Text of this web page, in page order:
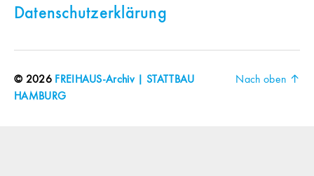
Datenschutzerklärung
© 2026 FREIHAUS-Archiv | STATTBAU
HAMBURG
Nach oben ↑